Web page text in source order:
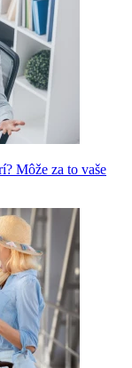
Môže za to vaše